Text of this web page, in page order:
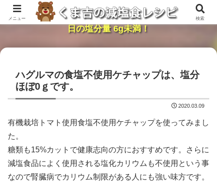
レンジで簡単・時短「くま吉の減塩食レシピ」１
日の塩分量 6g未満！
ハグルマの食塩不使用ケチャップは、塩分
ほぼ0ｇです。
2020.03.09
有機栽培トマト使用食塩不使用ケチャップを使ってみまし
た。
糖類も15%カットで健康志向の方におすすめです。さらに
減塩食品によく使用される塩化カリウムも不使用という事
なので腎臓病でカリウム制限がある人にも強い味方です。
メニュー 検索